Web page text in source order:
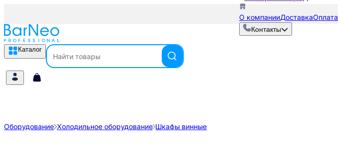
О компанииДоставкаОплата
Контакты
Каталог
Оборудование Холодильное оборудование Шкафы винные